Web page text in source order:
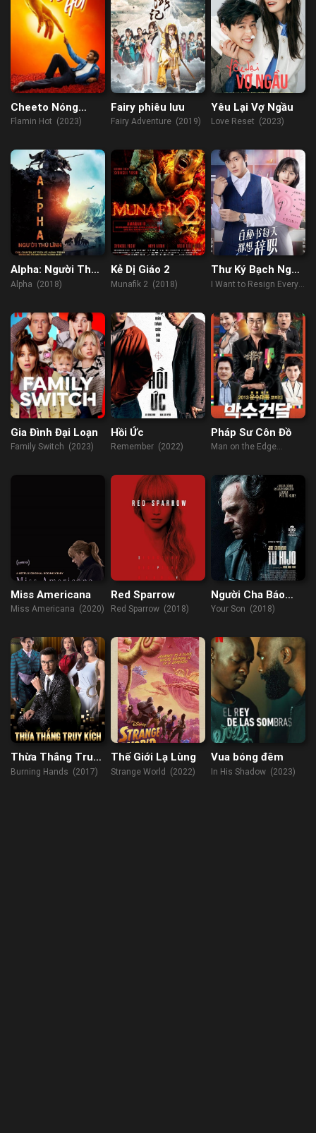
Cheeto Nóng
Bỏng Của Flamin
Flamin Hot (2023)
Fairy phiêu lưu
Fairy Adventure (2019)
Yêu Lại Vợ Ngầu
Love Reset (2023)
Alpha: Người Thủ
Lĩnh
Alpha (2018)
Kẻ Dị Giáo 2
Munafik 2 (2018)
Thư Ký Bạch Ngày
Nào Cũng Muốn
I Want to Resign Every
Gia Đình Đại Loạn
Family Switch (2023)
Hồi Ức
Remember (2022)
Pháp Sư Côn Đồ
Man on the Edge
Miss Americana
Miss Americana (2020)
Red Sparrow
Red Sparrow (2018)
Người Cha Báo
Thù
Your Son (2018)
Thừa Thắng Truy
Kích
Burning Hands (2017)
Thế Giới Lạ Lùng
Strange World (2022)
Vua bóng đêm
In His Shadow (2023)